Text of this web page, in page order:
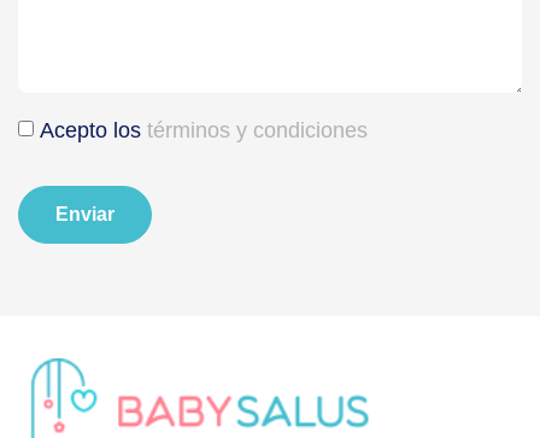
Acepto los términos y condiciones
Enviar